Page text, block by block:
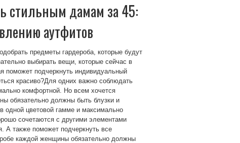
стильным дамам за 45:
аутфитов
предметы гардероба, которые будут
выбирать вещи, которые сейчас в
поможет подчеркнуть индивидуальный
красиво?Для одних важно соблюдать
комфортной. Но всем хочется
обязательно должны быть блузки и
цветовой гамме и максимально
сочетаются с другими элементами
А также поможет подчеркнуть все
каждой женщины обязательно должны